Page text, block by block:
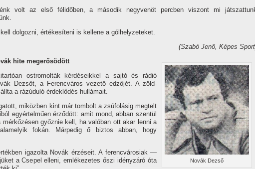
volt az első félidőben, a második negyvenöt percben viszont mi
dolgozni, értékesí­teni is kellene a gólhelyzeteket.
(Szabó Jenő, Képes
Novák Dezső
hite megerősödött
ostromolták kérdéseikkel a sajtó és rádió
Dezsőt, a Ferencváros vezető edzőjét. A zöld-
a rázúduló érdeklődés hullámait.
miközben kint már tombolt a zsúfolásig megtelt
egyértelműen érződött: amit mond, abban szentül
győznie kell, ha valóban ott akar lenni a
fokán. Márpedig ő biztos abban, hogy
igazolta Novák érzéseit. A ferencvárosiak —
a Csepel elleni, emlékezetes őszi idényzáró óta